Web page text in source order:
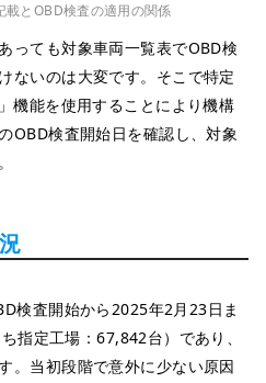
とOBD検査の適用の関係
っても対象車両一覧表でOBD検
ないのは大変です。そこで特定
機能を使用することにより機構
OBD検査開始日を確認し、対象
検査開始から2025年2月23日ま
指定工場：67,842台）であり、
。当初段階で意外に少ない原因